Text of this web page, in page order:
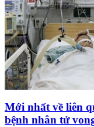
Mới nhất về liên
bệnh nhân tử